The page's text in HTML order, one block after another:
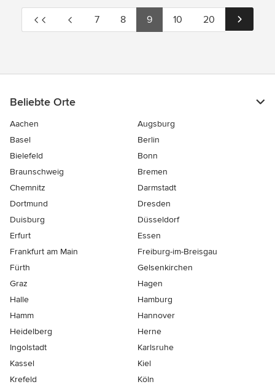
7 8 9 10 20
Beliebte Orte
Aachen
Augsburg
Basel
Berlin
Bielefeld
Bonn
Braunschweig
Bremen
Chemnitz
Darmstadt
Dortmund
Dresden
Duisburg
Düsseldorf
Erfurt
Essen
Frankfurt am Main
Freiburg-im-Breisgau
Fürth
Gelsenkirchen
Graz
Hagen
Halle
Hamburg
Hamm
Hannover
Heidelberg
Herne
Ingolstadt
Karlsruhe
Kassel
Kiel
Krefeld
Köln